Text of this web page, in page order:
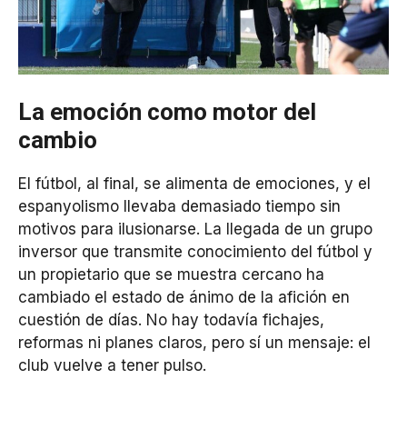
La emoción como motor del
cambio
El fútbol, al final, se alimenta de emociones, y el
espanyolismo llevaba demasiado tiempo sin
motivos para ilusionarse. La llegada de un grupo
inversor que transmite conocimiento del fútbol y
un propietario que se muestra cercano ha
cambiado el estado de ánimo de la afición en
cuestión de días. No hay todavía fichajes,
reformas ni planes claros, pero sí un mensaje: el
club vuelve a tener pulso.